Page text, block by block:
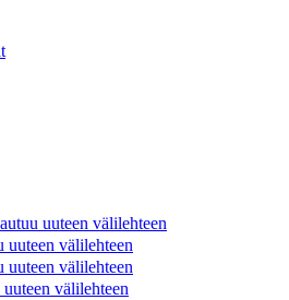
uuteen välilehteen
uuteen välilehteen
uuteen välilehteen
välilehteen